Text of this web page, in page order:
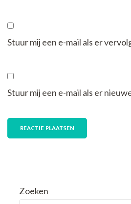
Stuur mij een e-mail als er
Stuur mij een e-mail als er
Zoeken